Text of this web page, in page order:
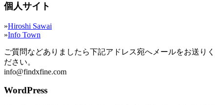
個人サイト
»Hiroshi Sawai
»Info Town
ご質問などありましたら下記アドレス宛へメールをお送りく
ださい。
info@findxfine.com
WordPress